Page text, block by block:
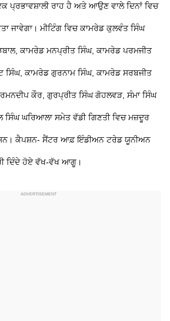
ਰਾਹ ਹੈ ਅਤੇ ਆਉਣ ਵਾਲੇ ਦਿਨਾਂ ਵਿਚ
ਜਾਵੇਗਾ। ਮੀਟਿੰਗ ਵਿਚ ਕਾਮਰੇਡ ਕੁਲਵੰਤ ਸਿੰਘ
ਕਾਮਰੇਡ ਮਨਪ੍ਰੀਤ ਸਿੰਘ, ਕਾਮਰੇਡ ਪਰਮਜੀਤ
ਸਿੰਘ, ਕਾਮਰੇਡ ਗੁਰਨਾਮ ਸਿੰਘ, ਕਾਮਰੇਡ ਸਰਬਜੀਤ
ਕੌਰ, ਗੁਰਪ੍ਰੀਤ ਸਿੰਘ ਗੋਹਲਵੜ, ਸੰਮਾ ਸਿੰਘ
ਘਰਿਆਲਾ ਸਮੇਤ ਵੱਡੀ ਗਿਣਤੀ ਵਿਚ ਮਜ਼ਦੂਰ
ਕੈਪਸ਼ਨ- ਸੈਂਟਰ ਆਫ਼ ਇੰਡੀਅਨ ਟਰੇਡ ਯੂਨੀਅਨ
ਦਿੰਦੇ ਹੋਏ ਵੱਖ-ਵੱਖ ਆਗੂ।